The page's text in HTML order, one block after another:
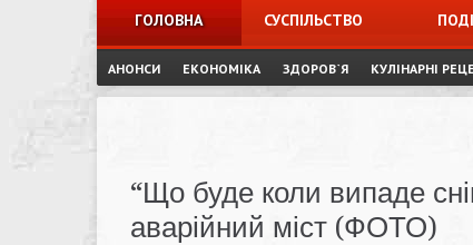
ГОЛОВНА СУСПІЛЬСТВО
АНОНСИ ЕКОНОМІКА ЗДОРОВ`Я КУЛІНАРНІ
“Що буде коли випаде
аварійний міст (ФОТО)